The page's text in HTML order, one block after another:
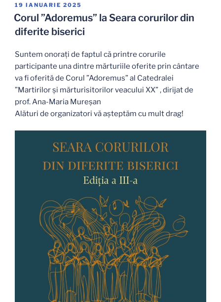
PUBLICAT
PE
19 IANUARIE 2025
Corul ”Adoremus” la Seara corurilor din
diferite biserici
Suntem onorați de faptul că printre corurile
participante una dintre mărturiile oferite prin cântare
va fi oferită de Corul ”Adoremus” al Catedralei
”Martirilor și mărturisitorilor veacului XX” , dirijat de
prof. Ana-Maria Mureșan
Alături de organizatori vă așteptăm cu mult drag!